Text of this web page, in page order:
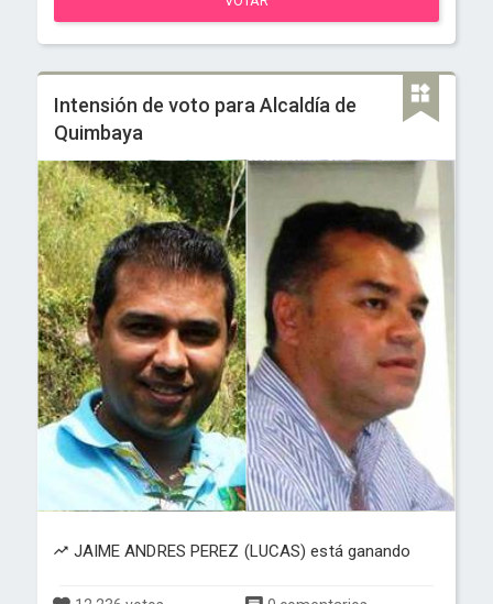
Intensión de voto para Alcaldía de
Quimbaya
JAIME ANDRES PEREZ (LUCAS) está ganando